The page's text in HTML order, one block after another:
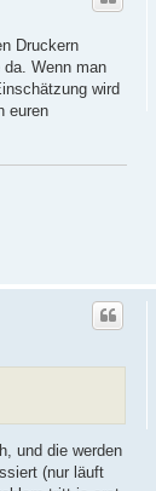
Druckern
Wenn man
wird
euren
und die werden
(nur läuft